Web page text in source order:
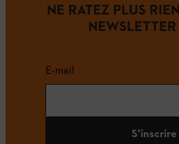
NE RATEZ PLUS
E-mail
S'inscrire